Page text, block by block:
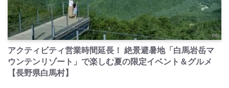
PR
アクティビティ営業時間延長！ 絶景避暑地「白馬岩岳マ
ウンテンリゾート」で楽しむ夏の限定イベント＆グルメ
【長野県白馬村】